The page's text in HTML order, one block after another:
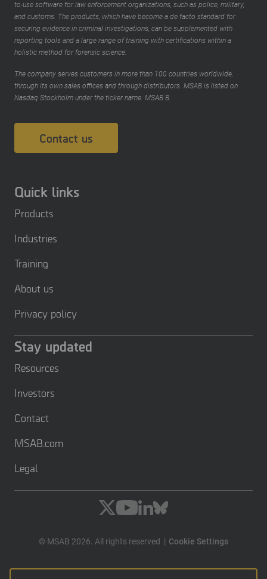
to-use software for law enforcement organizations, such as police, military,
and customs. The products, which have become a de facto standard for
securing evidence in criminal investigations, can be supplemented with
reporting tools and a large range of training with certifications within a
holistic method for forensic science.
The company serves customers in more than 100 countries worldwide,
through its own sales offices and through distributors. MSAB is listed on
Nasdaq Stockholm under the ticker name: MSAB B.
Contact us
Quick links
Products
Industries
Training
About us
Privacy policy
Stay updated
Resources
Investors
Contact
MSAB.com
Legal
© MSAB 2026. All rights reserved Cookie Settings